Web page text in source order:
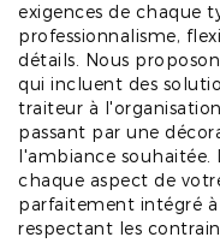
exigences de chaque
professionnalisme,
détails. Nous
qui incluent des
traiteur à
passant par une
l'ambiance souhaitée.
chaque aspect de
parfaitement intégré
respectant les